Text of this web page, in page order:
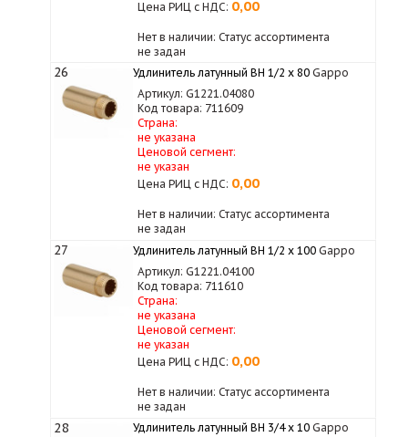
Цена РИЦ с НДС: 0,00
Нет в наличии: Статус ассортимента
не задан
26 Удлинитель латунный ВН 1/2 х 80Gappo
Артикул: G1221.04080
Код товара: 711609
Страна:
не указана
Ценовой сегмент:
не указан
Цена РИЦ с НДС: 0,00
Нет в наличии: Статус ассортимента
не задан
27 Удлинитель латунный ВН 1/2 х 100Gappo
Артикул: G1221.04100
Код товара: 711610
Страна:
не указана
Ценовой сегмент:
не указан
Цена РИЦ с НДС: 0,00
Нет в наличии: Статус ассортимента
не задан
28 Удлинитель латунный ВН 3/4 x 10Gappo